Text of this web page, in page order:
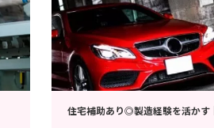
住宅補助あり◎製造経験を活かす